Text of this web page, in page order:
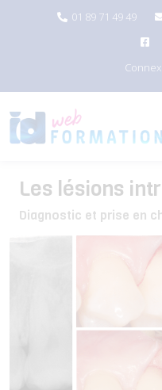
01 89 71 49 49
Les lésions
Diagnostic et prise en